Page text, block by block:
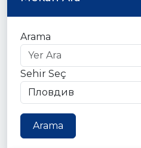
Arama
Sehir Seç
Arama